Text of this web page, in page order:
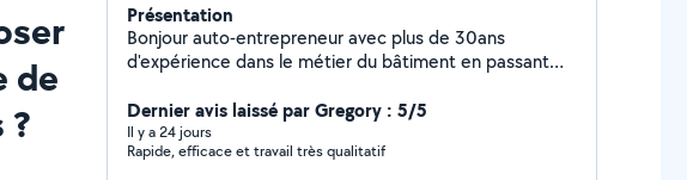
de
Présentation
Bonjour auto-entrepreneur avec plus de 30ans
d'expérience dans le métier du bâtiment en passant
services , réparation toiture, entretien de couverture
et façade, ravalement, solin... ainsi que des travaux de
maçonnerie dalle, joint de pierre, enduit... N'hésitez
Dernier avis laissé par Gregory : 5/5
Il y a 24 jours
Rapide, efficace et travail très qualitatif